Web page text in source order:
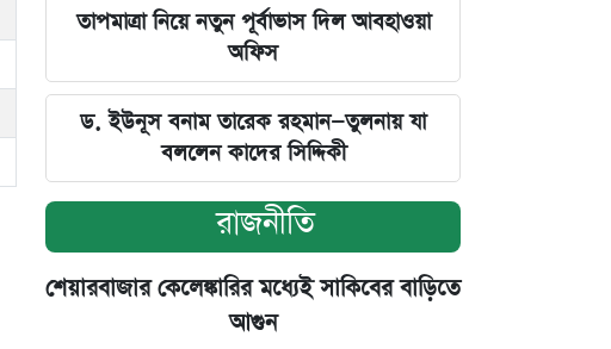
তাপমাত্রা নিয়ে নতুন পূর্বাভাস দিল আবহাওয়া
অফিস
ড. ইউনূস বনাম তারেক রহমান—তুলনায় যা
বললেন কাদের সিদ্দিকী
রাজনীতি
শেয়ারবাজার কেলেঙ্কারির মধ্যেই সাকিবের বাড়িতে
আগুন